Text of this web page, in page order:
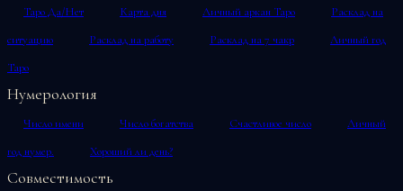
Таро Да/Нет Карта дня Личный аркан Таро
Расклад на
ситуацию
Расклад на работу Расклад на 7 чакр
Личный год
Таро
Нумерология
Число имени Число богатства Счастливое число
Личный
год нумер.
Хороший ли день?
Совместимость